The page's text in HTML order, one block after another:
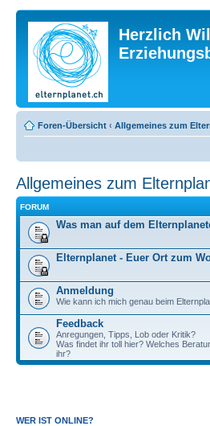
Herzlich
Foren-Übersicht ‹ Allgemeines zum
Allgemeines zum
FORUM
Was man auf dem
Elternplanet - Euer Ort zum
Anmeldung
Wie kann ich mich genau beim
Feedback
Anregungen, Tipps, Lob oder Kritik?
Was findet ihr toll hier? Welches
ihr?
WER IST ONLINE?